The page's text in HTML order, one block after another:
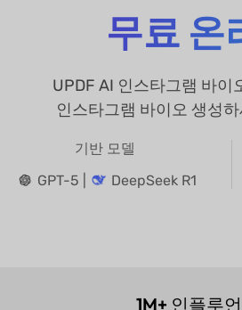
무료 온
UPDF AI 인스타그램 바이
인스타그램 바이오 생성
기반 모델
GPT-5 |
DeepSeek R1
1M+ 인플루